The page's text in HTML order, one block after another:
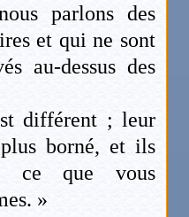
parlons des
et qui ne sont
au-dessus des
différent ; leur
borné, et ils
ce que vous
»